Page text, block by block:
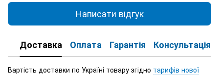
Написати відгук
Доставка Оплата Гарантія Консультація
Вартість доставки по Україні товару згідно тарифів нової